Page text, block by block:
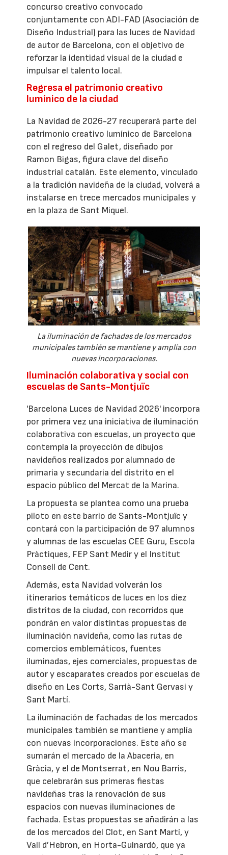
concurso creativo convocado
conjuntamente con ADI-FAD (Asociación de
Diseño Industrial) para las luces de Navidad
de autor de Barcelona, con el objetivo de
reforzar la identidad visual de la ciudad e
impulsar el talento local.
Regresa el patrimonio creativo
lumínico de la ciudad
La Navidad de 2026-27 recuperará parte del
patrimonio creativo lumínico de Barcelona
con el regreso del Galet, diseñado por
Ramon Bigas, figura clave del diseño
industrial catalán. Este elemento, vinculado
a la tradición navideña de la ciudad, volverá a
instalarse en trece mercados municipales y
en la plaza de Sant Miquel.
La iluminación de fachadas de los mercados
municipales también se mantiene y amplía con
nuevas incorporaciones.
Iluminación colaborativa y social con
escuelas de Sants-Montjuïc
'Barcelona Luces de Navidad 2026' incorpora
por primera vez una iniciativa de iluminación
colaborativa con escuelas, un proyecto que
contempla la proyección de dibujos
navideños realizados por alumnado de
primaria y secundaria del distrito en el
espacio público del Mercat de la Marina.
La propuesta se plantea como una prueba
piloto en este barrio de Sants-Montjuïc y
contará con la participación de 97 alumnos
y alumnas de las escuelas CEE Guru, Escola
Pràctiques, FEP Sant Medir y el Institut
Consell de Cent.
Además, esta Navidad volverán los
itinerarios temáticos de luces en los diez
distritos de la ciudad, con recorridos que
pondrán en valor distintas propuestas de
iluminación navideña, como las rutas de
comercios emblemáticos, fuentes
iluminadas, ejes comerciales, propuestas de
autor y escaparates creados por escuelas de
diseño en Les Corts, Sarrià-Sant Gervasi y
Sant Martí.
La iluminación de fachadas de los mercados
municipales también se mantiene y amplía
con nuevas incorporaciones. Este año se
sumarán el mercado de la Abaceria, en
Gràcia, y el de Montserrat, en Nou Barris,
que celebrarán sus primeras fiestas
navideñas tras la renovación de sus
espacios con nuevas iluminaciones de
fachada. Estas propuestas se añadirán a las
de los mercados del Clot, en Sant Martí, y
Vall d’Hebron, en Horta-Guinardó, que ya